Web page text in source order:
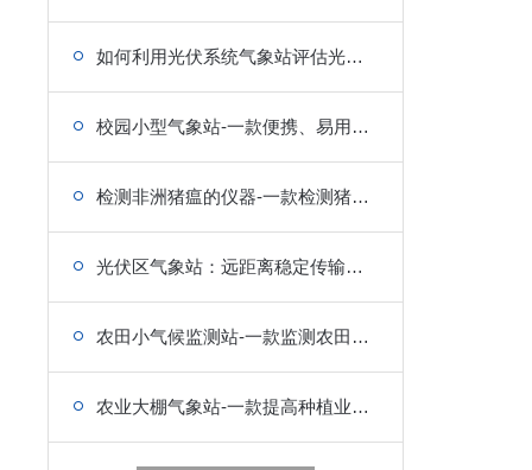
如何利用光伏系统气象站评估光伏电池的衰减情况?
校园小型气象站-一款便携、易用的学校气象站设备
检测非洲猪瘟的仪器-一款检测猪瘟病变的非洲猪瘟检测仪
光伏区气象站：远距离稳定传输，信号无衰减
农田小气候监测站-一款监测农田气象环境的小气候监测设备
农业大棚气象站-一款提高种植业发展的农业气象站